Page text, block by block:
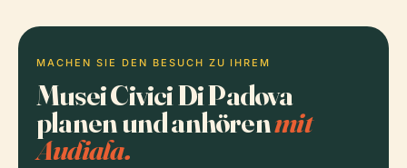
MACHEN SIE DEN BESUCH ZU IHREM
Musei Civici Di Padova
planen und anhörenmit
Audiala.